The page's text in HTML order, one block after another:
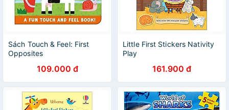
Sách Touch & Feel: First
Opposites
109.000 đ
Little First Stickers Nativity
Play
161.900 đ